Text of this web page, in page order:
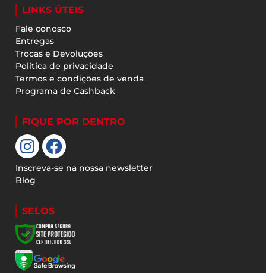
LINKS ÚTEIS
Fale conosco
Entregas
Trocas e Devoluções
Política de privacidade
Termos e condições de venda
Programa de Cashback
FIQUE POR DENTRO
Inscreva-se na nossa newsletter
Blog
SELOS